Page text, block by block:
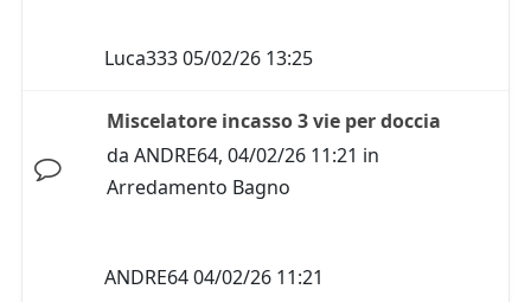
Luca33305/02/26 13:25
Miscelatore incasso 3 vie per doccia
da ANDRE64, 04/02/26 11:21 in
Arredamento Bagno
ANDRE6404/02/26 11:21